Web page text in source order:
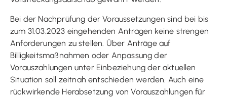
Bei der Nachprüfung der Voraussetzungen sind bei bis
zum 31.03.2023 eingehenden Anträgen keine strengen
Anforderungen zu stellen. Über Anträge auf
Billigkeitsmaßnahmen oder Anpassung der
Vorauszahlungen unter Einbeziehung der aktuellen
Situation soll zeitnah entschieden werden. Auch eine
rückwirkende Herabsetzung von Vorauszahlungen für